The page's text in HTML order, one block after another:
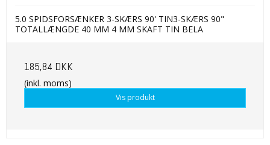
5.0 SPIDSFORSÆNKER 3-SKÆRS 90' TIN3-SKÆRS 90"
TOTALLÆNGDE 40 MM 4 MM SKAFT TIN BELA
185,84 DKK
(inkl. moms)
Vis produkt